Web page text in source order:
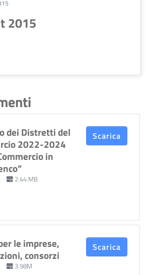
2015
dei Distretti del
2022-2024
in
2.44 MB
Scarica
le imprese,
consorzi
3.98M
Scarica